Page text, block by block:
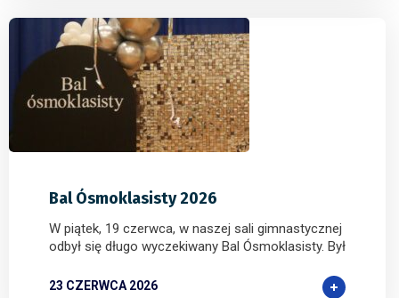
0 0 0
Bal Ósmoklasisty 2026
W piątek, 19 czerwca, w naszej sali gimnastycznej
odbył się długo wyczekiwany Bal Ósmoklasisty. Był
23 CZERWCA 2026